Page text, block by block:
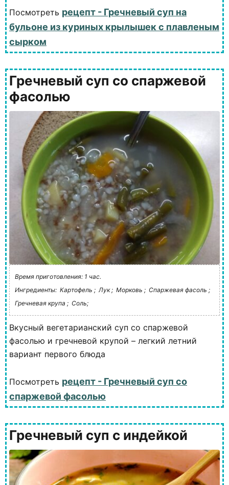
Посмотреть рецепт - Гречневый суп на
бульоне из куриных крылышек с плавленым
сырком
Гречневый суп со спаржевой
фасолью
Время приготовления: 1 час.
Ингредиенты: Картофель ; Лук ; Морковь ; Спаржевая фасоль ;
Гречневая крупа ; Соль;
Вкусный вегетарианский суп со спаржевой
фасолью и гречневой крупой – легкий летний
вариант первого блюда
Посмотреть рецепт - Гречневый суп со
спаржевой фасолью
Гречневый суп с индейкой